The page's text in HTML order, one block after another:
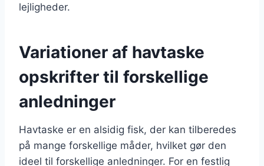
lejligheder.
Variationer af havtaske
opskrifter til forskellige
anledninger
Havtaske er en alsidig fisk, der kan tilberedes
på mange forskellige måder, hvilket gør den
ideel til forskellige anledninger. For en festlig